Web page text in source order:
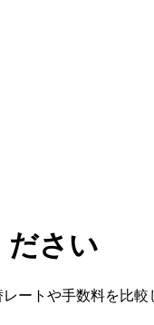
さい
ートや手数料を比